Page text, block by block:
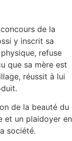
de la
y inscrit sa
refuse
que sa mère est
réussit à lui
de la beauté du
et un plaidoyer en
société.